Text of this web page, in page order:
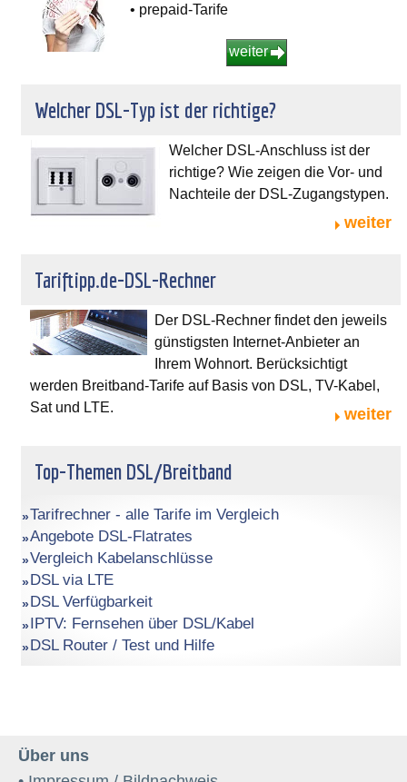
• prepaid-Tarife
weiter
Welcher DSL-Typ ist der richtige?
Welcher DSL-Anschluss ist der
richtige? Wie zeigen die Vor- und
Nachteile der DSL-Zugangstypen.
weiter
Tariftipp.de-DSL-Rechner
Der DSL-Rechner findet den jeweils
günstigsten Internet-Anbieter an
Ihrem Wohnort. Berücksichtigt
werden Breitband-Tarife auf Basis von DSL, TV-Kabel,
Sat und LTE.
weiter
Top-Themen DSL/Breitband
Tarifrechner - alle Tarife im Vergleich
Angebote DSL-Flatrates
Vergleich Kabelanschlüsse
DSL via LTE
DSL Verfügbarkeit
IPTV: Fernsehen über DSL/Kabel
DSL Router / Test und Hilfe
Über uns